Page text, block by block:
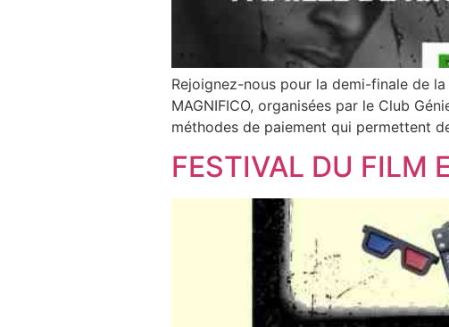
Rejoignez-nous pour la demi-finale de
MAGNIFICO, organisées par le Club
méthodes de paiement qui permettent
FESTIVAL DU FILM